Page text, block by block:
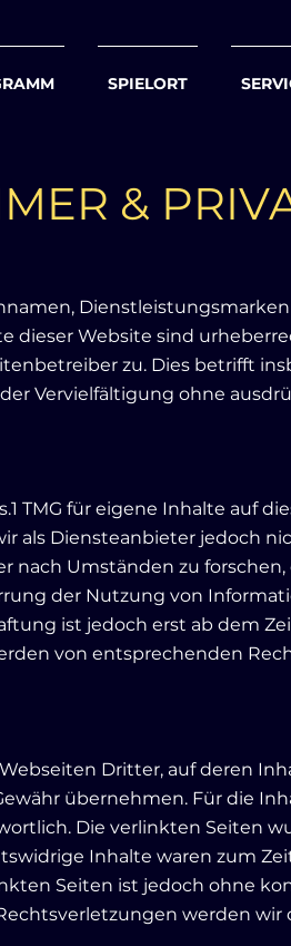
SPIELORT
&
dieser Website sind
zu. Dies betrifft
Vervielfältigung ohne
TMG für eigene Inhalte auf
als Diensteanbieter
nach Umständen zu
der Nutzung von
ist jedoch erst ab dem
von entsprechenden
Dritter, auf deren
übernehmen. Für die
Die verlinkten Seiten
Inhalte waren zum
Seiten ist jedoch ohne
werden